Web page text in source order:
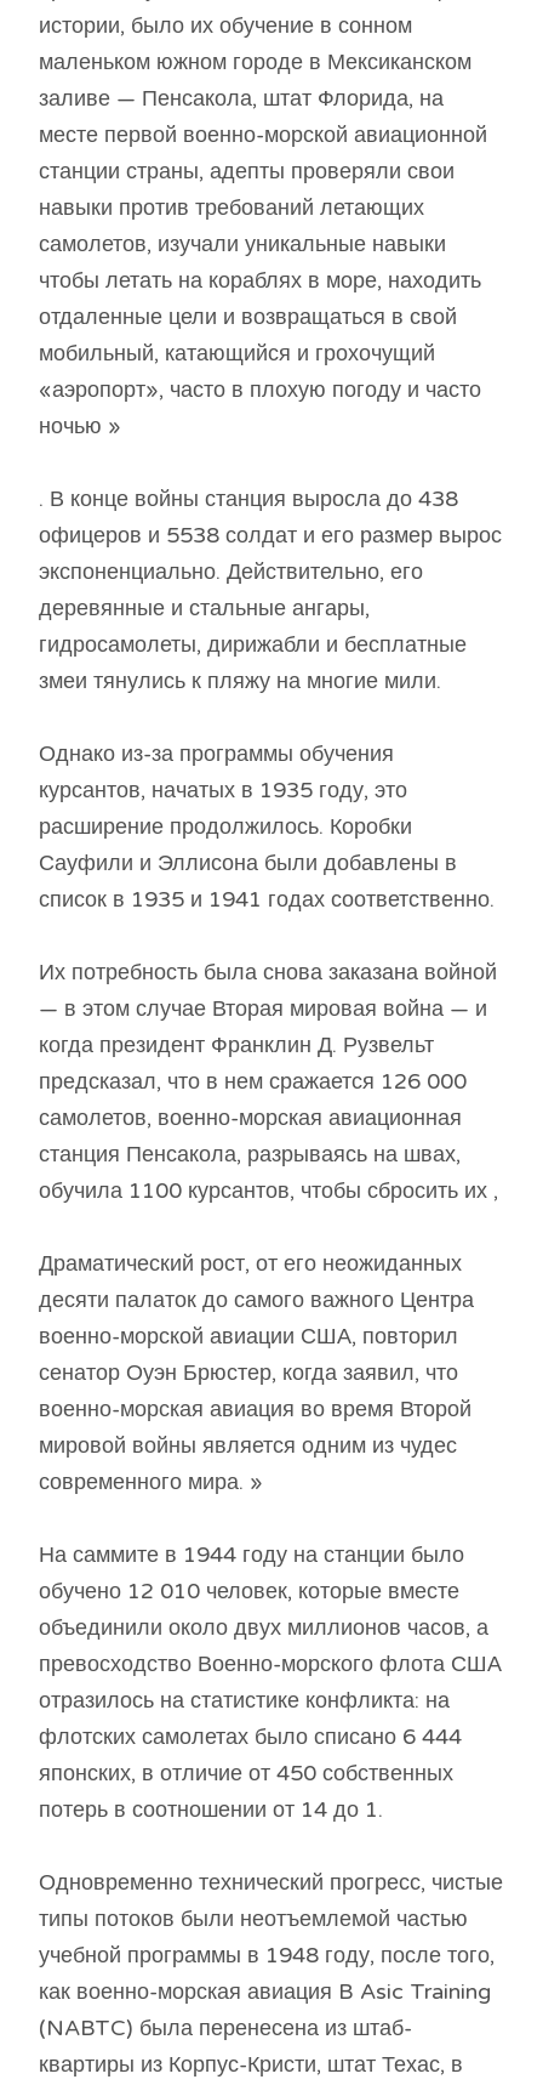
истории, было их обучение в сонном
маленьком южном городе в Мексиканском
заливе — Пенсакола, штат Флорида, на
месте первой военно-морской авиационной
станции страны, адепты проверяли свои
навыки против требований летающих
самолетов, изучали уникальные навыки
чтобы летать на кораблях в море, находить
отдаленные цели и возвращаться в свой
мобильный, катающийся и грохочущий
«аэропорт», часто в плохую погоду и часто
ночью »
. В конце войны станция выросла до 438
офицеров и 5538 солдат и его размер вырос
экспоненциально. Действительно, его
деревянные и стальные ангары,
гидросамолеты, дирижабли и бесплатные
змеи тянулись к пляжу на многие мили.
Однако из-за программы обучения
курсантов, начатых в 1935 году, это
расширение продолжилось. Коробки
Сауфили и Эллисона были добавлены в
список в 1935 и 1941 годах соответственно.
Их потребность была снова заказана войной
— в этом случае Вторая мировая война — и
когда президент Франклин Д. Рузвельт
предсказал, что в нем сражается 126 000
самолетов, военно-морская авиационная
станция Пенсакола, разрываясь на швах,
обучила 1100 курсантов, чтобы сбросить их ,
Драматический рост, от его неожиданных
десяти палаток до самого важного Центра
военно-морской авиации США, повторил
сенатор Оуэн Брюстер, когда заявил, что
военно-морская авиация во время Второй
мировой войны является одним из чудес
современного мира. »
На саммите в 1944 году на станции было
обучено 12 010 человек, которые вместе
объединили около двух миллионов часов, а
превосходство Военно-морского флота США
отразилось на статистике конфликта: на
флотских самолетах было списано 6 444
японских, в отличие от 450 собственных
потерь в соотношении от 14 до 1.
Одновременно технический прогресс, чистые
типы потоков были неотъемлемой частью
учебной программы в 1948 году, после того,
как военно-морская авиация B Asic Training
(NABTC) была перенесена из штаб-
квартиры из Корпус-Кристи, штат Техас, в